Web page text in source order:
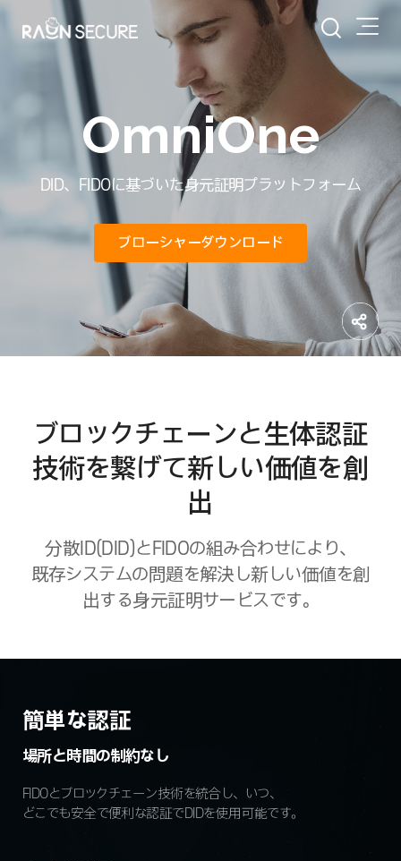
OmniOne
DID、FIDOに基づいた身元証明プラットフォーム
ブローシャーダウンロード
ブロックチェーンと生体認証
技術を繋げて新しい価値を創
出
分散ID(DID)とFIDOの組み合わせにより、
既存システムの問題を解決し新しい価値を創
出する身元証明サービスです。
簡単な認証
場所と時間の制約なし
FIDOとブロックチェーン技術を統合し、いつ、
どこでも安全で便利な認証でDIDを使用可能です。